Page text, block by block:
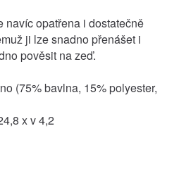
navíc opatřena i dostatečně
ji lze snadno přenášet i
pověsit na zeď.
(75% bavlna, 15% polyester,
x v 4,2